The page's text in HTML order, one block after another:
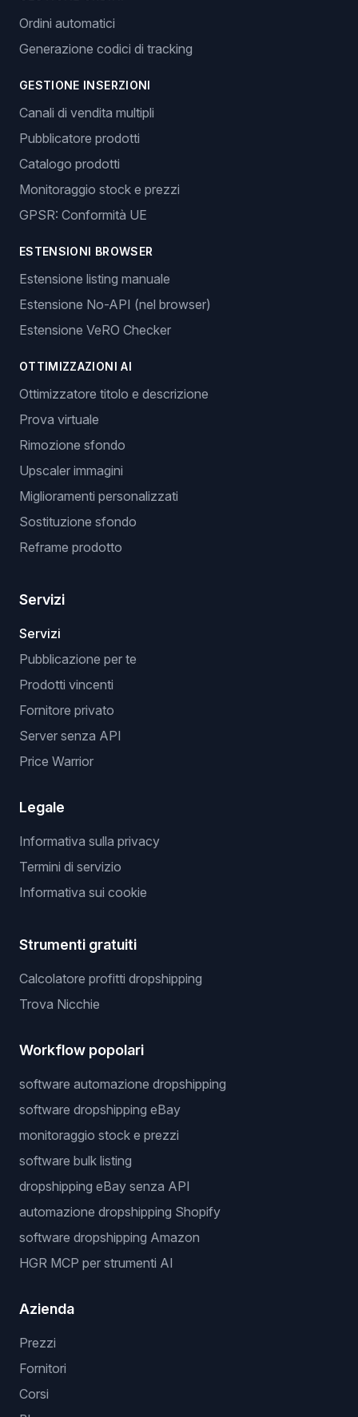
Ordini automatici
Generazione codici di tracking
GESTIONE INSERZIONI
Canali di vendita multipli
Pubblicatore prodotti
Catalogo prodotti
Monitoraggio stock e prezzi
GPSR: Conformità UE
ESTENSIONI BROWSER
Estensione listing manuale
Estensione No-API (nel browser)
Estensione VeRO Checker
OTTIMIZZAZIONI AI
Ottimizzatore titolo e descrizione
Prova virtuale
Rimozione sfondo
Upscaler immagini
Miglioramenti personalizzati
Sostituzione sfondo
Reframe prodotto
Servizi
Servizi
Pubblicazione per te
Prodotti vincenti
Fornitore privato
Server senza API
Price Warrior
Legale
Informativa sulla privacy
Termini di servizio
Informativa sui cookie
Strumenti gratuiti
Calcolatore profitti dropshipping
Trova Nicchie
Workflow popolari
software automazione dropshipping
software dropshipping eBay
monitoraggio stock e prezzi
software bulk listing
dropshipping eBay senza API
automazione dropshipping Shopify
software dropshipping Amazon
HGR MCP per strumenti AI
Azienda
Prezzi
Fornitori
Corsi